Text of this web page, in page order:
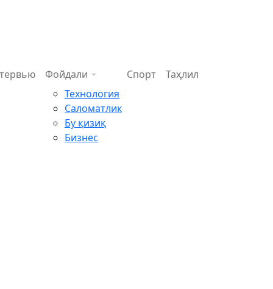
Фойдали
Технология
Саломатлик
Бу қизиқ
Бизнес
Спорт Таҳлил